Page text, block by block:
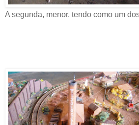
A segunda, menor, tendo como um